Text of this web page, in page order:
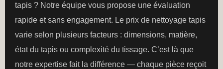
tapis ? Notre équipe vous propose une évaluation
rapide et sans engagement. Le prix de nettoyage tapis
varie selon plusieurs facteurs : dimensions, matière,
état du tapis ou complexité du tissage. C’est là que
notre expertise fait la différence — chaque pièce reçoit